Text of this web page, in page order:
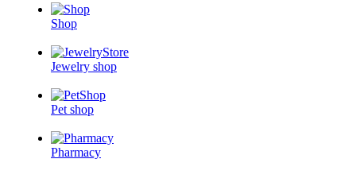
Shop
Jewelry shop
Pet shop
Pharmacy